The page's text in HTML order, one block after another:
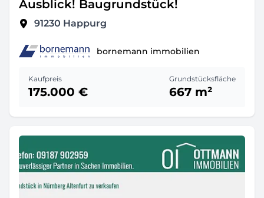
Ausblick! Baugrundstück!
91230 Happurg
bornemann immobilien
Kaufpreis
175.000 €
Grundstücksfläche
667 m²